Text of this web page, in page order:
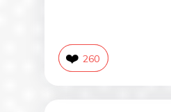
261
❤️ 260